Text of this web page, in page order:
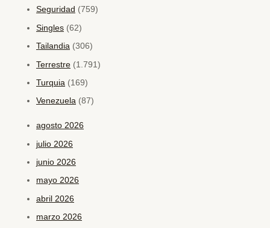
Seguridad (759)
Singles (62)
Tailandia (306)
Terrestre (1.791)
Turquia (169)
Venezuela (87)
agosto 2026
julio 2026
junio 2026
mayo 2026
abril 2026
marzo 2026